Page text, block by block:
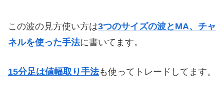
この波の見方使い方は3つのサイズの波とMA、チャ
ネルを使った手法に書いてます。
15分足は値幅取り手法も使ってトレードしてます。